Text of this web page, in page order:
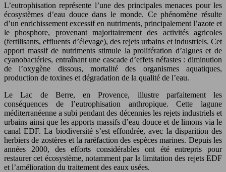
L’eutrophisation représente l’une des principales menaces pour les
écosystèmes d’eau douce dans le monde. Ce phénomène résulte
d’un enrichissement excessif en nutriments, principalement l’azote et
le phosphore, provenant majoritairement des activités agricoles
(fertilisants, effluents d’élevage), des rejets urbains et industriels. Cet
apport massif de nutriments stimule la prolifération d’algues et de
cyanobactéries, entraînant une cascade d’effets néfastes : diminution
de l’oxygène dissous, mortalité des organismes aquatiques,
production de toxines et dégradation de la qualité de l’eau.
Le Lac de Berre, en Provence, illustre parfaitement les
conséquences de l’eutrophisation anthropique. Cette lagune
méditerranéenne a subi pendant des décennies les rejets industriels et
urbains ainsi que les apports massifs d’eau douce et de limons via le
canal EDF. La biodiversité s’est effondrée, avec la disparition des
herbiers de zostères et la raréfaction des espèces marines. Depuis les
années 2000, des efforts considérables ont été entrepris pour
restaurer cet écosystème, notamment par la limitation des rejets EDF
et l’amélioration du traitement des eaux usées.